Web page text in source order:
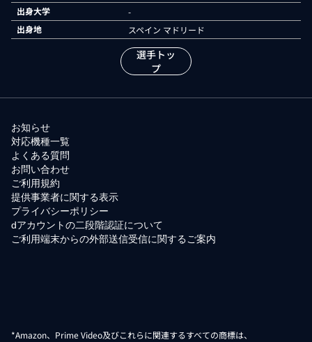
出身大学
-
出身地
スペイン マドリード
選手トッ
プ
お知らせ
対応機種一覧
よくある質問
お問い合わせ
ご利用規約
提供事業者に関する表示
プライバシーポリシー
dアカウントの二段階認証について
ご利用端末からの外部送信受信に関するご案内
*Amazon、Prime Video及びこれらに関連するすべての商標は、